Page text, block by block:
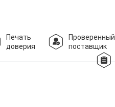
Печать
доверия
Проверенный
поставщик